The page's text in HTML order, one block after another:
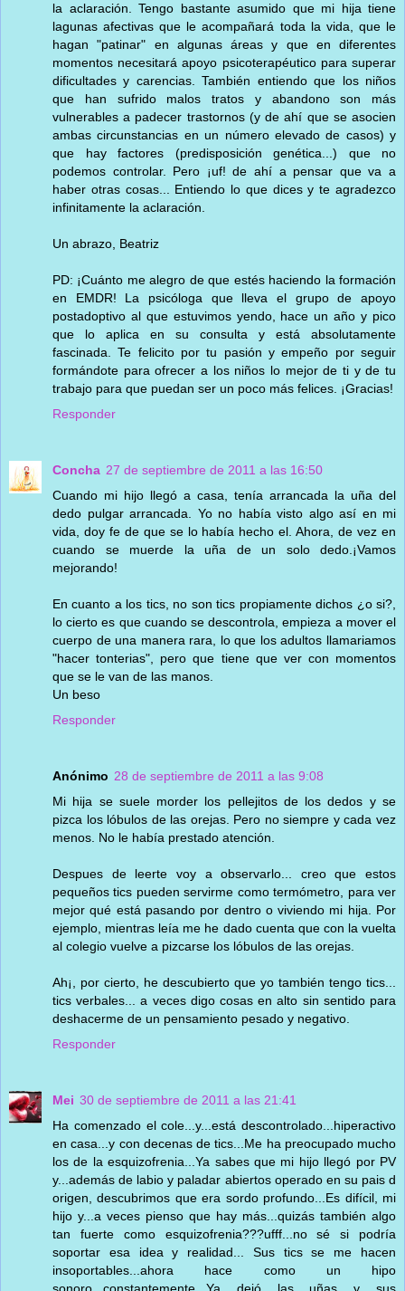
la aclaración. Tengo bastante asumido que mi hija tiene
lagunas afectivas que le acompañará toda la vida, que le
hagan "patinar" en algunas áreas y que en diferentes
momentos necesitará apoyo psicoterapéutico para superar
dificultades y carencias. También entiendo que los niños
que han sufrido malos tratos y abandono son más
vulnerables a padecer trastornos (y de ahí que se asocien
ambas circunstancias en un número elevado de casos) y
que hay factores (predisposición genética...) que no
podemos controlar. Pero ¡uf! de ahí a pensar que va a
haber otras cosas... Entiendo lo que dices y te agradezco
infinitamente la aclaración.
Un abrazo, Beatriz
PD: ¡Cuánto me alegro de que estés haciendo la formación
en EMDR! La psicóloga que lleva el grupo de apoyo
postadoptivo al que estuvimos yendo, hace un año y pico
que lo aplica en su consulta y está absolutamente
fascinada. Te felicito por tu pasión y empeño por seguir
formándote para ofrecer a los niños lo mejor de ti y de tu
trabajo para que puedan ser un poco más felices. ¡Gracias!
Responder
Concha 27 de septiembre de 2011 a las 16:50
Cuando mi hijo llegó a casa, tenía arrancada la uña del
dedo pulgar arrancada. Yo no había visto algo así en mi
vida, doy fe de que se lo había hecho el. Ahora, de vez en
cuando se muerde la uña de un solo dedo.¡Vamos
mejorando!
En cuanto a los tics, no son tics propiamente dichos ¿o si?,
lo cierto es que cuando se descontrola, empieza a mover el
cuerpo de una manera rara, lo que los adultos llamariamos
"hacer tonterias", pero que tiene que ver con momentos
que se le van de las manos.
Un beso
Responder
Anónimo 28 de septiembre de 2011 a las 9:08
Mi hija se suele morder los pellejitos de los dedos y se
pizca los lóbulos de las orejas. Pero no siempre y cada vez
menos. No le había prestado atención.
Despues de leerte voy a observarlo... creo que estos
pequeños tics pueden servirme como termómetro, para ver
mejor qué está pasando por dentro o viviendo mi hija. Por
ejemplo, mientras leía me he dado cuenta que con la vuelta
al colegio vuelve a pizcarse los lóbulos de las orejas.
Ah¡, por cierto, he descubierto que yo también tengo tics...
tics verbales... a veces digo cosas en alto sin sentido para
deshacerme de un pensamiento pesado y negativo.
Responder
Mei 30 de septiembre de 2011 a las 21:41
Ha comenzado el cole...y...está descontrolado...hiperactivo
en casa...y con decenas de tics...Me ha preocupado mucho
los de la esquizofrenia...Ya sabes que mi hijo llegó por PV
y...además de labio y paladar abiertos operado en su pais d
origen, descubrimos que era sordo profundo...Es difícil, mi
hijo y...a veces pienso que hay más...quizás también algo
tan fuerte como esquizofrenia???ufff...no sé si podría
soportar esa idea y realidad... Sus tics se me hacen
insoportables...ahora hace como un hipo